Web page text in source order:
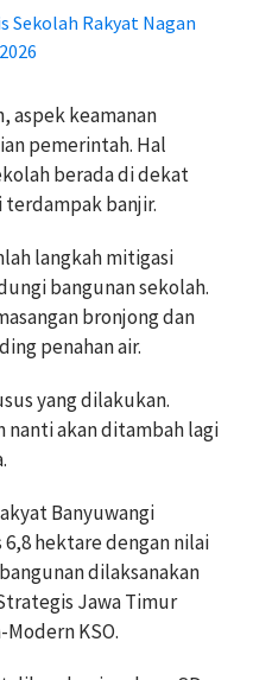
Rakyat Nagan
aspek keamanan
pemerintah. Hal
berada di dekat
terdampak banjir.
langkah mitigasi
bangunan sekolah.
bronjong dan
penahan air.
yang dilakukan.
nanti akan ditambah lagi
Banyuwangi
hektare dengan nilai
dilaksanakan
Jawa Timur
KSO.